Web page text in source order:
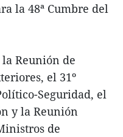
la 48ª Cumbre del
Reunión de
el 31º
Seguridad, el
y la Reunión
de